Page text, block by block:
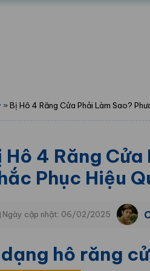
»Bị Hô 4 Răng Cửa Phải Làm Sao?
Hô 4 Răng
Phục Hiệu
Ngày cập nhật: 06/02/2025
hô răng